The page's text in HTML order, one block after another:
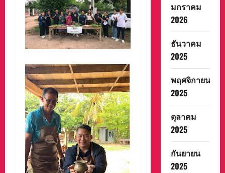
มกราคม
2026
ธันวาคม
2025
พฤศจิกายน
2025
ตุลาคม
2025
กันยายน
2025